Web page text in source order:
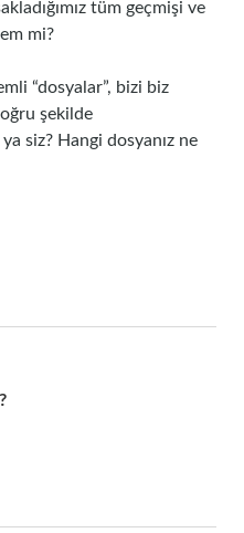
tüm geçmişi ve
mi?
“dosyalar”, bizi biz
şekilde
siz? Hangi dosyanız ne